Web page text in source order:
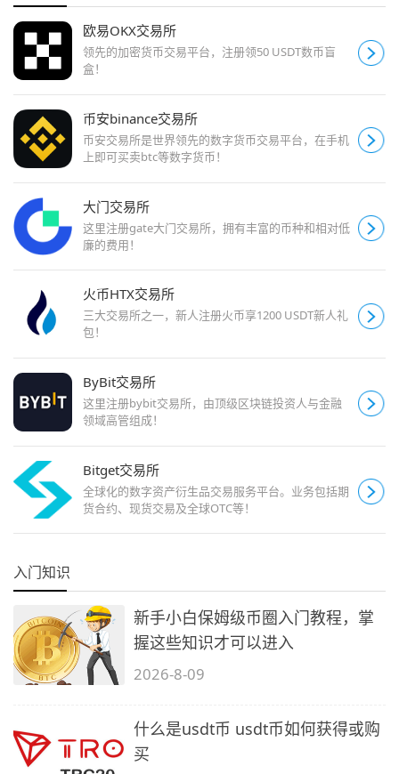
欧易OKX交易所
领先的加密货币交易平台，注册领50 USDT数币盲
盒！
币安binance交易所
币安交易所是世界领先的数字货币交易平台，在手机
上即可买卖btc等数字货币！
大门交易所
这里注册gate大门交易所，拥有丰富的币种和相对低
廉的费用！
火币HTX交易所
三大交易所之一，新人注册火币享1200 USDT新人礼
包！
ByBit交易所
这里注册bybit交易所，由顶级区块链投资人与金融
领域高管组成！
Bitget交易所
全球化的数字资产衍生品交易服务平台。业务包括期
货合约、现货交易及全球OTC等！
入门知识
新手小白保姆级币圈入门教程，掌
握这些知识才可以进入
2026-8-09
什么是usdt币 usdt币如何获得或购
买